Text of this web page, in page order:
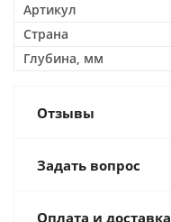
Артикул
Страна
Глубина, мм
Отзывы
Задать вопрос
Оплата и доставка